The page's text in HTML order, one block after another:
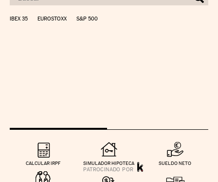
IBEX 35 EUROSTOXX S&P 500
CALCULAR IRPF SIMULADOR HIPOTECA SUELDO NETO